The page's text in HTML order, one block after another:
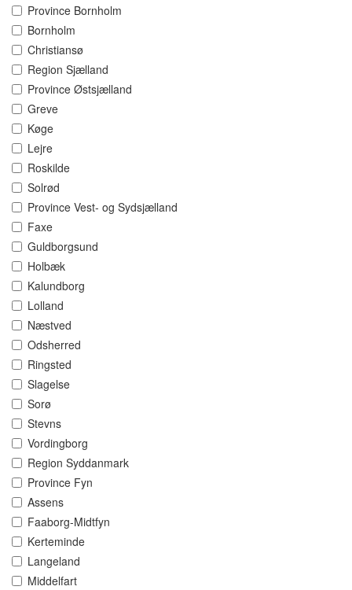
Province Bornholm
Bornholm
Christiansø
Region Sjælland
Province Østsjælland
Greve
Køge
Lejre
Roskilde
Solrød
Province Vest- og Sydsjælland
Faxe
Guldborgsund
Holbæk
Kalundborg
Lolland
Næstved
Odsherred
Ringsted
Slagelse
Sorø
Stevns
Vordingborg
Region Syddanmark
Province Fyn
Assens
Faaborg-Midtfyn
Kerteminde
Langeland
Middelfart